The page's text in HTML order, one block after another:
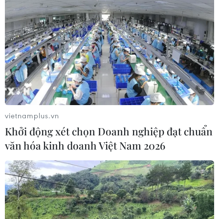
Việt Nam-Lào đẩy mạnh hợp tác toàn
diện về quốc phòng
05/08/2026 14:58
Thường trực Ban Bí thư Trần Cẩm Tú
tiếp Đại sứ Singapore Rajpal Singh
05/08/2026 14:54
Thủ tướng Lê Minh Hưng tiếp Bộ
trưởng Quốc phòng Malaysia
05/08/2026 11:31
vietnamplus.vn
Khởi động xét chọn Doanh nghiệp đạt chuẩn
văn hóa kinh doanh Việt Nam 2026